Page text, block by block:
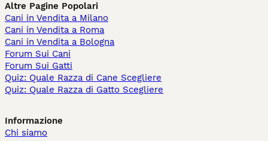
Altre Pagine Popolari
Cani in Vendita a Milano
Cani in Vendita a Roma
Cani in Vendita a Bologna
Forum Sui Cani
Forum Sui Gatti
Quiz: Quale Razza di Cane Scegliere
Quiz: Quale Razza di Gatto Scegliere
Informazione
Chi siamo